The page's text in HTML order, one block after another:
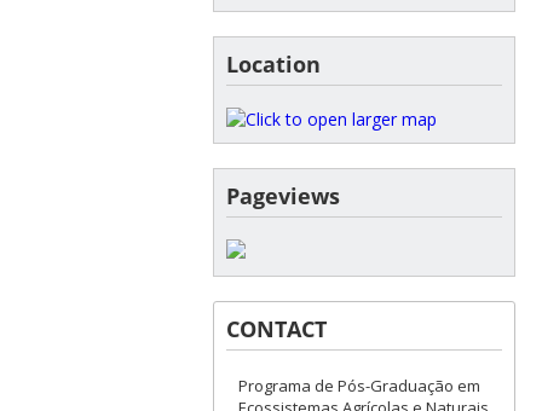
Location
Pageviews
CONTACT
Programa de Pós-Graduação em